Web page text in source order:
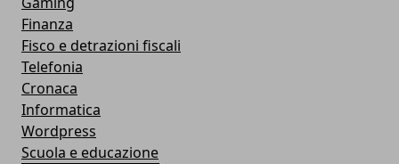
Finanza
Fisco e detrazioni fiscali
Telefonia
Cronaca
Informatica
Wordpress
Scuola e educazione